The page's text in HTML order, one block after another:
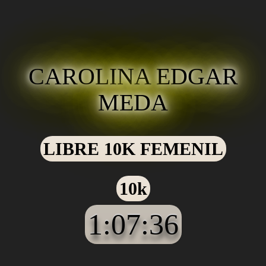
CAROLINA EDGAR
MEDA
LIBRE 10K FEMENIL
10k
1:07:36